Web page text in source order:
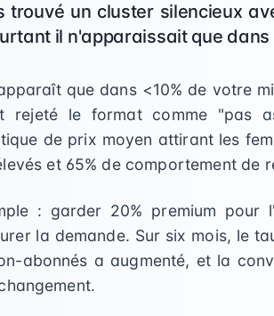
un cluster silencieux
il n'apparaissait que dans
que dans <10% de votre
rejeté le format comme "pas
de prix moyen attirant les
et 65% de comportement de
: garder 20% premium pour
la demande. Sur six mois, le
abonnés a augmenté, et la